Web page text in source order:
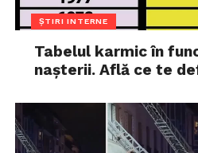
ȘTIRI INTERNE
Tabelul karmic în
nașterii. Află ce te